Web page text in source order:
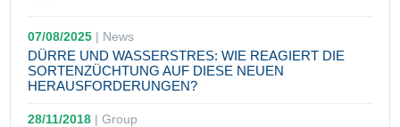
07/08/2025 | News
DÜRRE UND WASSERSTRES: WIE REAGIERT DIE
SORTENZÜCHTUNG AUF DIESE NEUEN
HERAUSFORDERUNGEN?
28/11/2018 |Group